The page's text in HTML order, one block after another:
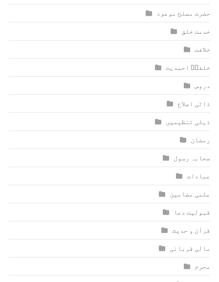
حضرت مصلح موعود
خدمت خلق
خلافت
خلفاؑ احمدیت
دروس
ذاتی اصلاح
ذیلی تنظیمیں
رمضان
صحابہ رسول
عبادات
علمی مضامین
قبولیت دعا
قرآن و حدیث
مالی قربانی
محرم